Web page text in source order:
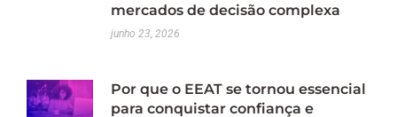
mercados de decisão complexa
junho 23, 2026
Por que o EEAT se tornou essencial
para conquistar confiança e